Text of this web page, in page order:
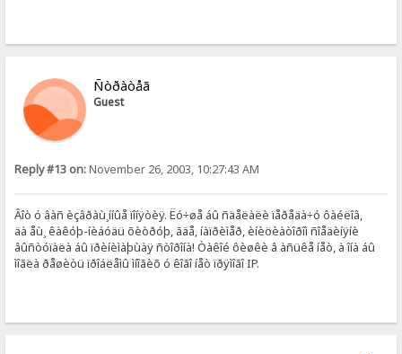
Ñòðàòåã
Guest
Reply #13 on:November 26, 2003, 10:27:43 AM
Âîò ó âàñ èçâðàù¸ííûå ïîíÿòèÿ. Ëó÷øå áû ñäåëàëè ïåðåäà÷ó ôàéëîâ,
äà åù¸ êàêóþ-íèáóäü õèòðóþ, ãäå, íàïðèìåð, èíèöèàòîðîì ñîåäèíÿíè
âûñòóïàëà áû ïðèíèìàþùàÿ ñòîðîíà! Òàêîé ôèøêè â àñüêå íåò, à îíà áû
ìîãëà ðåøèòü ïðîáëåìû ìíîãèõ ó êîãî íåò ïðÿìîãî IP.